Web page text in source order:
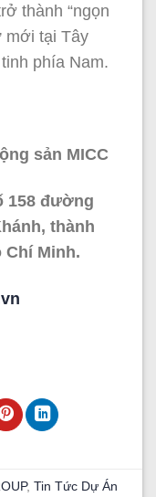
thành “ngọn
mới tại Tây
phía Nam.
sản MICC
158 đường
thành
Chí Minh.
,Tin Tức Dự Án